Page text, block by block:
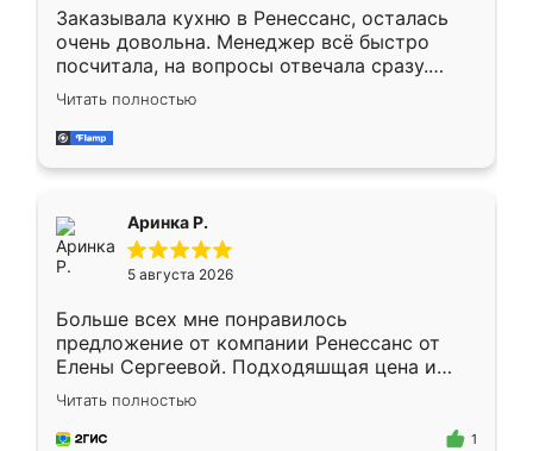
Заказывала кухню в Ренессанс, осталась
очень довольна. Менеджер всё быстро
посчитала, на вопросы отвечала сразу.
Замерщик приехал в субботу, подошёл к
делу со всей ответственностью. Собрали
за день, ребята работали аккуратно, даже
Читать полностью
Аринка Р.
5 августа 2026
Больше всех мне понравилось
предложение от компании Ренессанс от
Елены Сергеевой. Подходяшщая цена и
короткие сроки изготовления. Приехавший
для замера сотрудник Владислав
предложил по моему эскизу самый
Читать полностью
1